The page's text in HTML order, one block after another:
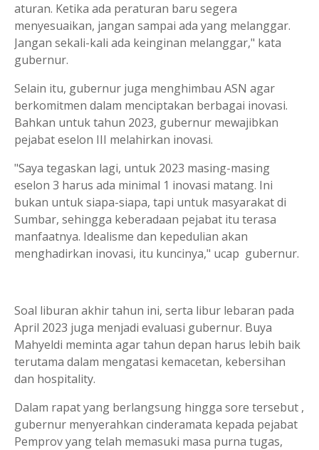
aturan. Ketika ada peraturan baru segera
menyesuaikan, jangan sampai ada yang melanggar.
Jangan sekali-kali ada keinginan melanggar," kata
gubernur.
Selain itu, gubernur juga menghimbau ASN agar
berkomitmen dalam menciptakan berbagai inovasi.
Bahkan untuk tahun 2023, gubernur mewajibkan
pejabat eselon III melahirkan inovasi.
"Saya tegaskan lagi, untuk 2023 masing-masing
eselon 3 harus ada minimal 1 inovasi matang. Ini
bukan untuk siapa-siapa, tapi untuk masyarakat di
Sumbar, sehingga keberadaan pejabat itu terasa
manfaatnya. Idealisme dan kepedulian akan
menghadirkan inovasi, itu kuncinya," ucap gubernur.
Soal liburan akhir tahun ini, serta libur lebaran pada
April 2023 juga menjadi evaluasi gubernur. Buya
Mahyeldi meminta agar tahun depan harus lebih baik
terutama dalam mengatasi kemacetan, kebersihan
dan hospitality.
Dalam rapat yang berlangsung hingga sore tersebut ,
gubernur menyerahkan cinderamata kepada pejabat
Pemprov yang telah memasuki masa purna tugas,